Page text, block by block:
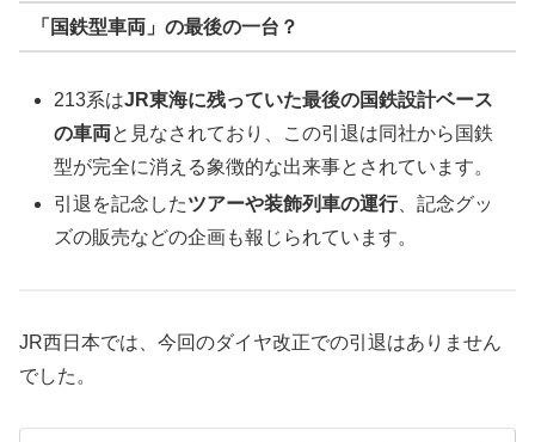
「国鉄型車両」の最後の一台？
213系はJR東海に残っていた最後の国鉄設計ベース
の車両と見なされており、この引退は同社から国鉄
型が完全に消える象徴的な出来事とされています。
引退を記念したツアーや装飾列車の運行、記念グッ
ズの販売などの企画も報じられています。
JR西日本では、今回のダイヤ改正での引退はありません
でした。